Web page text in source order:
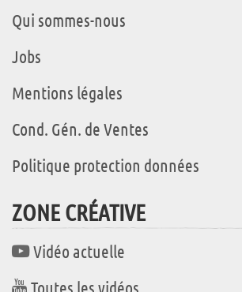
Qui sommes-nous
Jobs
Mentions légales
Cond. Gén. de Ventes
Politique protection données
ZONE CRÉATIVE
Vidéo actuelle
Toutes les vidéos